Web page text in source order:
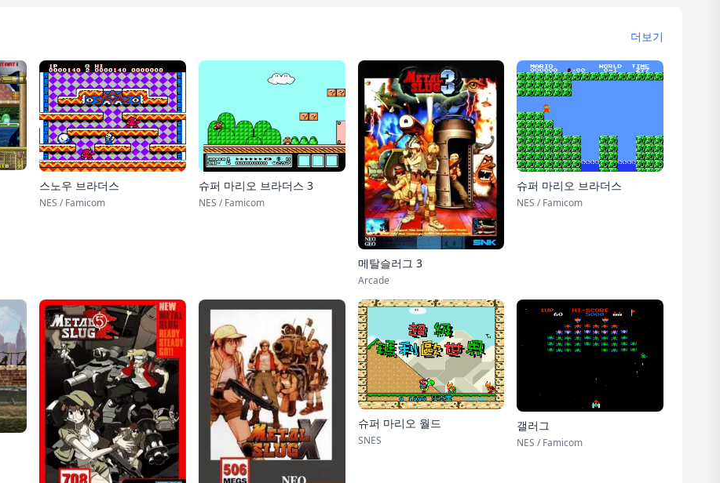
더보기
스노우 브라더스
NES / Famicom
슈퍼 마리오 브라더스 3
NES / Famicom
메탈슬러그 3
Arcade
슈퍼 마리오 브라더스
NES / Famicom
슈퍼 마리오 월드
SNES
갤러그
NES / Famicom